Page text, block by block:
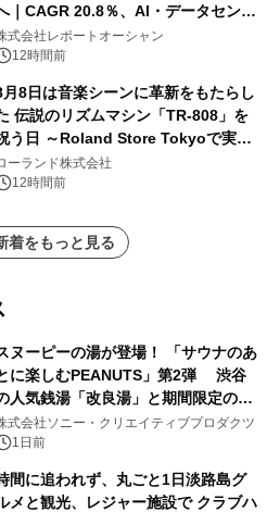
｜CAGR 20.8％、AI・データセンタ
需要が成長を牽引
式会社レポートオーシャン
12時間前
月8日は音楽シーンに革新をもたらし
伝説のリズムマシン「TR-808」を
う日 ～Roland Store Tokyoで実機
展示しての 記念キャンペーンを開
英国ラジオ「NTS」の 特別プログ
ーティストを フィーチャーしたアニ
ーションを公開～
ーランド株式会社
12時間前
着をもっと見る
ヌーピーの湯が登場！ 「サウナのあ
に楽しむPEANUTS」第2弾 渋谷
人気銭湯「改良湯」と期間限定のコ
ボレーション サウナイキタイコラ
グッズも発売決定！
式会社ソニー・クリエイティブプロダクツ
1日前
間に追われず、丸ごと1日淡路島グ
メと観光、レジャー施設で クラブハ